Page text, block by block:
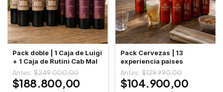
Pack doble | 1 Caja de Luigi
+ 1 Caja de Rutini Cab Mal
$188.800,00
$249.000,00
Pack Cervezas | 13
experiencia paises
$104.900,00
$129.990,00